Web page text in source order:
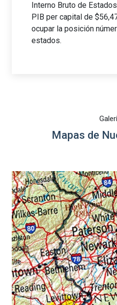
Interno Bruto de
PIB per capital de
ocupar la posición
estados.
Mapas de